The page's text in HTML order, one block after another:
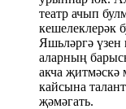
театр ачып
кешелеклерәк
Яшьләргә үзен
аларның
акча
кайсына
җәмәгать.